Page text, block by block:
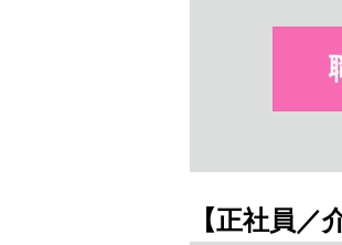
【正社員／